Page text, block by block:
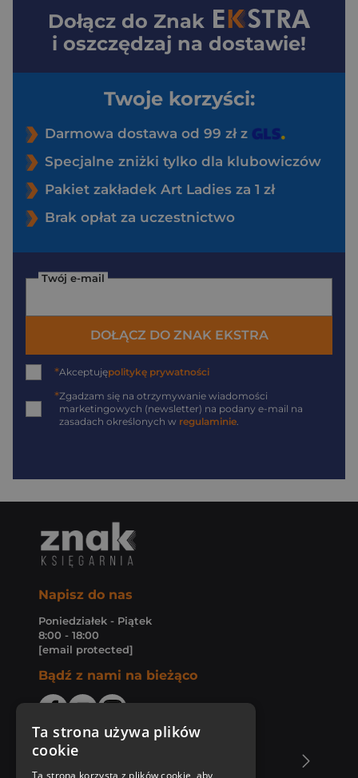
Dołącz do Znak
i oszczędzaj na dostawie!
Twoje korzyści:
Darmowa dostawa od 99 zł z
Specjalne zniżki tylko dla klubowiczów
Pakiet zakładek Art Ladies za 1 zł
Brak opłat za uczestnictwo
Twój e-mail
DOŁĄCZ DO ZNAK EKSTRA
*Akceptujępolitykę prywatności
*Zgadzam się na otrzymywanie wiadomości
marketingowych (newsletter) na podany e-mail na
zasadach określonych w regulaminie.
Napisz do nas
Poniedziałek - Piątek
8:00 - 18:00
[email protected]
Bądź z nami na bieżąco
Ta strona używa plików
cookie
Ta strona korzysta z plików cookie, aby